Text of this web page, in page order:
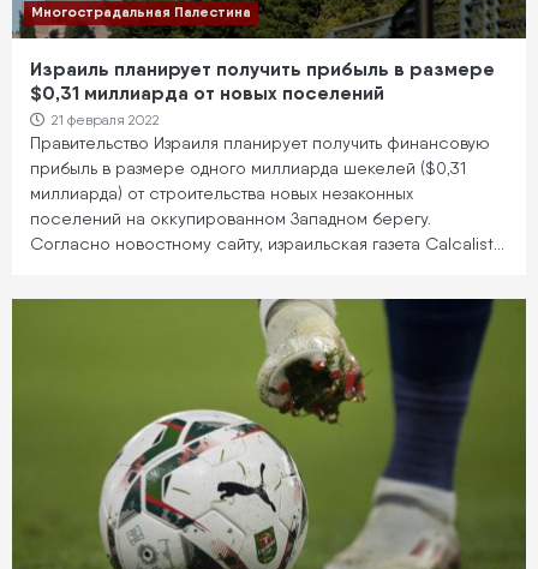
Многострадальная Палестина
Израиль планирует получить прибыль в размере
$0,31 миллиарда от новых поселений
21 февраля 2022
Правительство Израиля планирует получить финансовую
прибыль в размере одного миллиарда шекелей ($0,31
миллиарда) от строительства новых незаконных
поселений на оккупированном Западном берегу.
Согласно новостному сайту, израильская газета Calcalist…